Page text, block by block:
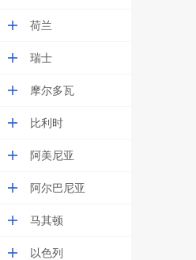
荷兰
瑞士
摩尔多瓦
比利时
阿美尼亚
阿尔巴尼亚
马其顿
以色列